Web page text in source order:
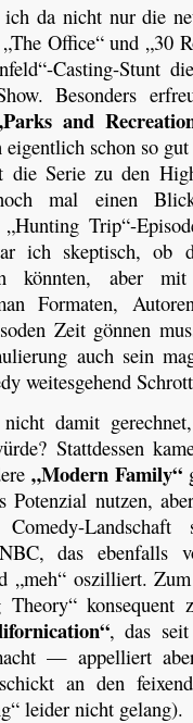
da nicht nur die
Office“ und „30
Casting-Stunt
Besonders
and
schon so
die Serie zu den
mal einen
Trip“-
ich skeptisch, ob
könnten, aber
Formaten,
Zeit gönnen
auch sein
weitesgehend
damit
Stattdessen
„Modern Family“
nutzen,
Comedy-
das ebenfalls
„meh“ oszilliert.
konsequent
, das
— appelliert
an den
leider nicht gelang).